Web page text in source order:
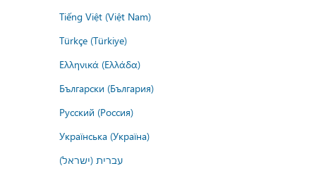
Tiếng Việt (Việt Nam)
Türkçe (Türkiye)
Ελληνικά (Ελλάδα)
Български (България)
Русский (Россия)
Українська (Україна)
עברית (ישראל)